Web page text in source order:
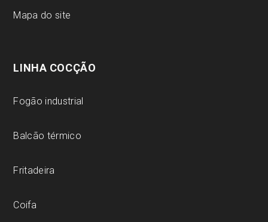
Mapa do site
LINHA COCÇÃO
Fogão industrial
Balcão térmico
Fritadeira
Coifa